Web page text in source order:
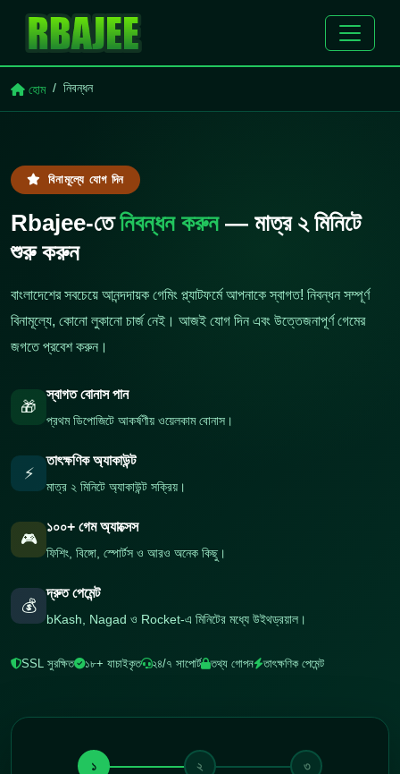
হোম নিবন্ধন
বিনামূল্যে যোগ দিন
Rbajee-তেনিবন্ধন করুন— মাত্র ২ মিনিটে
শুরু করুন
বাংলাদেশের সবচেয়ে আনন্দদায়ক গেমিং প্ল্যাটফর্মে আপনাকে স্বাগত! নিবন্ধন সম্পূর্ণ
বিনামূল্যে, কোনো লুকানো চার্জ নেই। আজই যোগ দিন এবং উত্তেজনাপূর্ণ গেমের
জগতে প্রবেশ করুন।
🎁
স্বাগত বোনাস পান
প্রথম ডিপোজিটে আকর্ষণীয় ওয়েলকাম বোনাস।
⚡
তাৎক্ষণিক অ্যাকাউন্ট
মাত্র ২ মিনিটে অ্যাকাউন্ট সক্রিয়।
🎮
১০০+ গেম অ্যাক্সেস
ফিশিং, বিঙ্গো, স্পোর্টস ও আরও অনেক কিছু।
💰
দ্রুত পেমেন্ট
bKash, Nagad ও Rocket-এ মিনিটের মধ্যে উইথড্রয়াল।
SSL সুরক্ষিত ১৮+ যাচাইকৃত ২৪/৭ সাপোর্ট তথ্য গোপন তাৎক্ষণিক পেমেন্ট
১ ২ ৩